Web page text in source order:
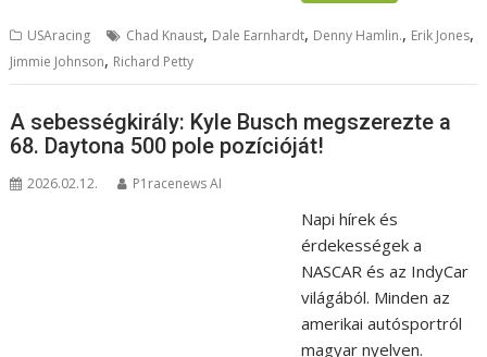
USAracing Chad Knaust, Dale Earnhardt, Denny Hamlin., Erik Jones,
Jimmie Johnson, Richard Petty
A sebességkirály: Kyle Busch megszerezte a
68. Daytona 500 pole pozícióját!
2026.02.12. P1racenews AI
Napi hírek és
érdekességek a
NASCAR és az IndyCar
világából. Minden az
amerikai autósportról
magyar nyelven.